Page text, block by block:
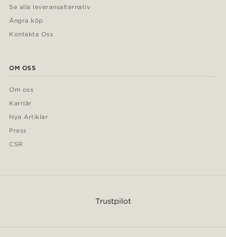
Se alla leveransalternativ
Ångra köp
Kontakta Oss
OM OSS
Om oss
Karriär
Nya Artiklar
Press
CSR
Trustpilot